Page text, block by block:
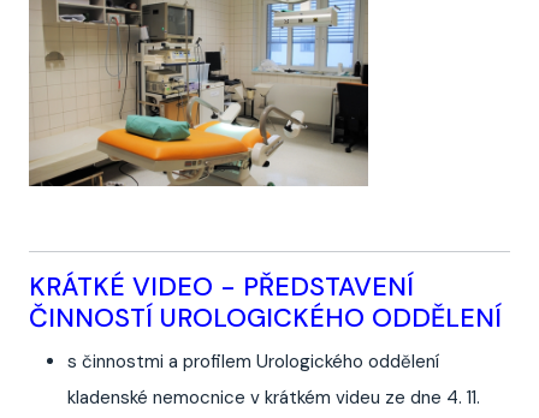
KRÁTKÉ VIDEO - PŘEDSTAVENÍ
ČINNOSTÍ UROLOGICKÉHO ODDĚLENÍ
s činnostmi a profilem Urologického oddělení
kladenské nemocnice v krátkém videu ze dne 4. 11.